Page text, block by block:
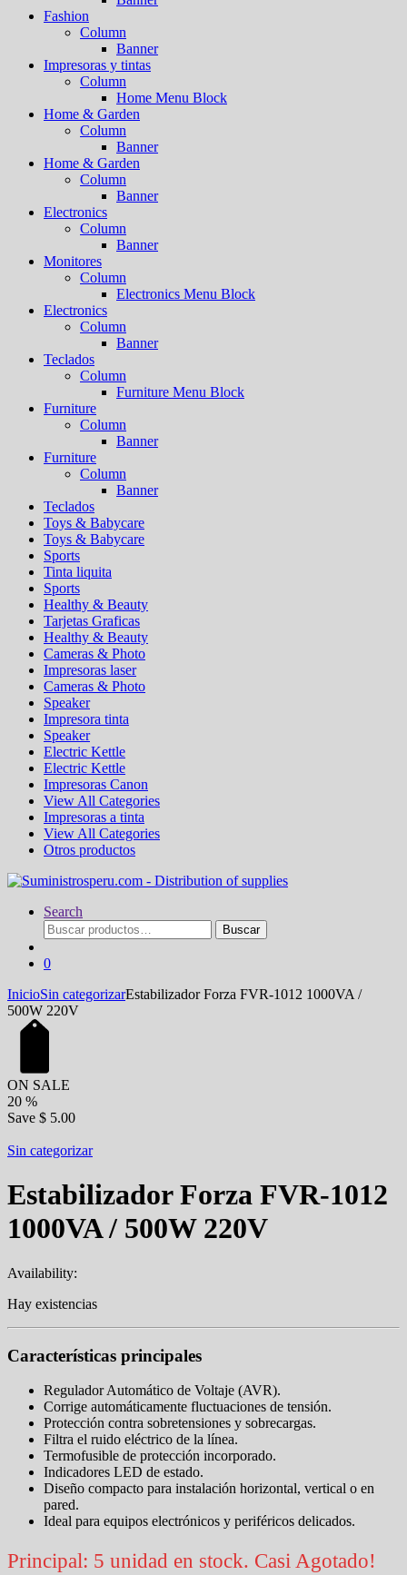
Fashion
Column
Banner
Impresoras y tintas
Column
Home Menu Block
Home & Garden
Column
Banner
Home & Garden
Column
Banner
Electronics
Column
Banner
Monitores
Column
Electronics Menu Block
Electronics
Column
Banner
Teclados
Column
Furniture Menu Block
Furniture
Column
Banner
Furniture
Column
Banner
Teclados
Toys & Babycare
Toys & Babycare
Sports
Tinta liquita
Sports
Healthy & Beauty
Tarjetas Graficas
Healthy & Beauty
Cameras & Photo
Impresoras laser
Cameras & Photo
Speaker
Impresora tinta
Speaker
Electric Kettle
Electric Kettle
Impresoras Canon
View All Categories
Impresoras a tinta
View All Categories
Otros productos
Search
Buscar
por:
Buscar
0
InicioSin categorizarEstabilizador Forza FVR-1012 1000VA /
500W 220V
ON SALE
20 %
Save $ 5.00
Sin categorizar
Estabilizador Forza FVR-1012
1000VA / 500W 220V
Availability:
Hay existencias
Características principales
Regulador Automático de Voltaje (AVR).
Corrige automáticamente fluctuaciones de tensión.
Protección contra sobretensiones y sobrecargas.
Filtra el ruido eléctrico de la línea.
Termofusible de protección incorporado.
Indicadores LED de estado.
Diseño compacto para instalación horizontal, vertical o en
pared.
Ideal para equipos electrónicos y periféricos delicados.
Principal: 5 unidad en stock. Casi Agotado!